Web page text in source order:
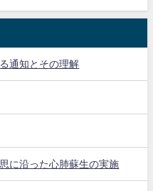
通知とその理解
に沿った心肺蘇生の実施